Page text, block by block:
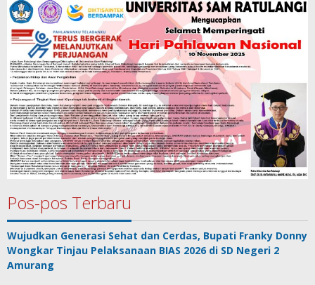
Pos-pos Terbaru
Wujudkan Generasi Sehat dan Cerdas, Bupati Franky Donny
Wongkar Tinjau Pelaksanaan BIAS 2026 di SD Negeri 2
Amurang